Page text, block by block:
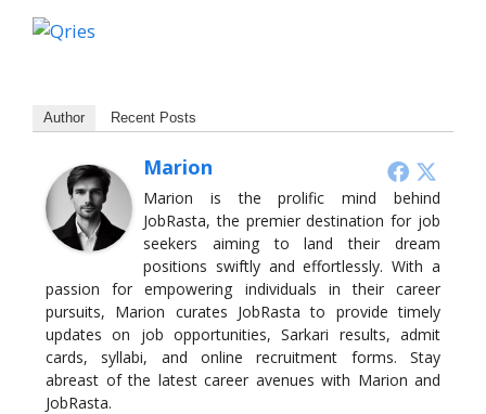
Author Recent Posts
Marion
Marion is the prolific mind behind
JobRasta, the premier destination for job
seekers aiming to land their dream
positions swiftly and effortlessly. With a
passion for empowering individuals in their career
pursuits, Marion curates JobRasta to provide timely
updates on job opportunities, Sarkari results, admit
cards, syllabi, and online recruitment forms. Stay
abreast of the latest career avenues with Marion and
JobRasta.